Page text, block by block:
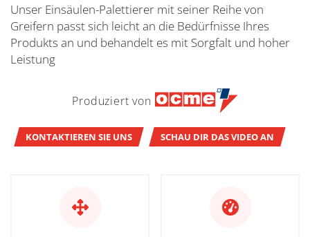
Unser Einsäulen-Palettierer mit seiner Reihe von
Greifern passt sich leicht an die Bedürfnisse Ihres
Produkts an und behandelt es mit Sorgfalt und hoher
Leistung
Produziert von
KONTAKTIEREN SIE UNS SCHAU DIR DAS VIDEO AN